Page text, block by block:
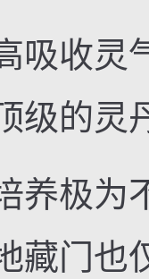
收灵
级的灵
极为
藏门也